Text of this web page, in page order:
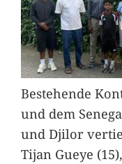
Bestehende
und dem
und Djilor
Tijan Gueye